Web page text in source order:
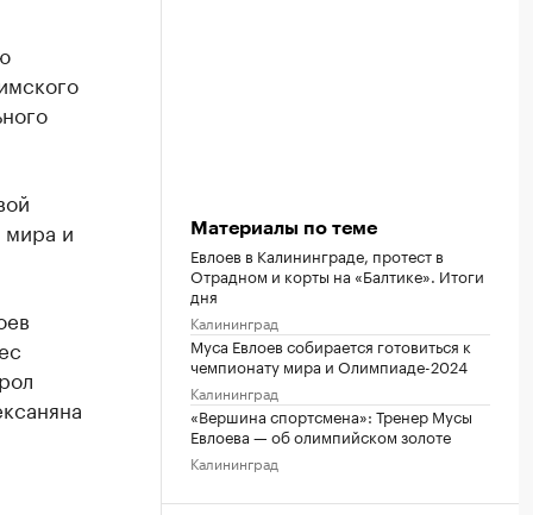
мира и
Материалы по теме
Евлоев в Калининграде, протест в
Отрадном и корты на «Балтике». Итоги
дня
Калининград
Муса Евлоев собирается готовиться к
чемпионату мира и Олимпиаде-2024
Калининград
«Вершина спортсмена»: Тренер Мусы
Евлоева — об олимпийском золоте
Калининград